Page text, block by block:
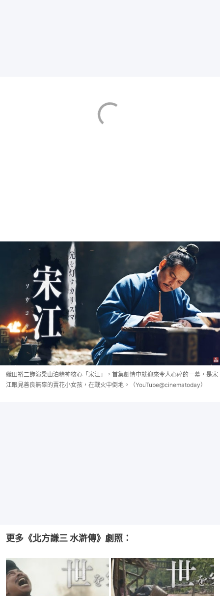
織田裕二飾演梁山泊精神核心「宋江」，首集劇情中就迎來令人心碎的一幕，是宋
江眼見善良無辜的賣花小女孩，在戰火中倒地。（YouTube@cinematoday）
更多《北方謙三 水滸傳》劇照：